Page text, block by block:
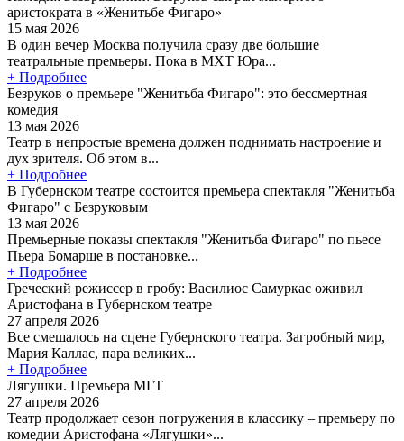
аристократа в «Женитьбе Фигаро»
15 мая 2026
В один вечер Москва получила сразу две большие
театральные премьеры. Пока в МХТ Юра...
+ Подробнее
Безруков о премьере "Женитьба Фигаро": это бессмертная
комедия
13 мая 2026
Театр в непростые времена должен поднимать настроение и
дух зрителя. Об этом в...
+ Подробнее
В Губернском театре состоится премьера спектакля "Женитьба
Фигаро" с Безруковым
13 мая 2026
Премьерные показы спектакля "Женитьба Фигаро" по пьесе
Пьера Бомарше в постановке...
+ Подробнее
Греческий режиссер в гробу: Василиос Самуркас оживил
Аристофана в Губернском театре
27 апреля 2026
Все смешалось на сцене Губернского театра. Загробный мир,
Мария Каллас, пара великих...
+ Подробнее
Лягушки. Премьера МГТ
27 апреля 2026
Театр продолжает сезон погружения в классику – премьеру по
комедии Аристофана «Лягушки»...